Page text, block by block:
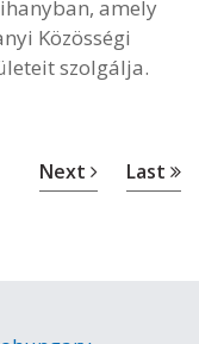
amely
Közösségi
szolgálja.
Next Last